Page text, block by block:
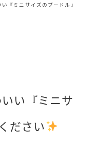
『ミニサイズのプードル』
い『ミニサ
ださい